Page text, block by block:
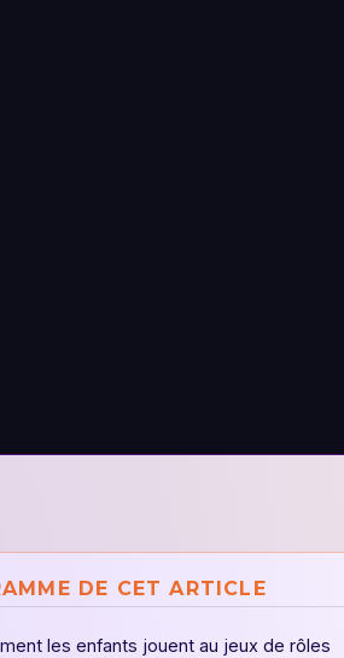
DE CET ARTICLE
les enfants jouent au jeux de rôles